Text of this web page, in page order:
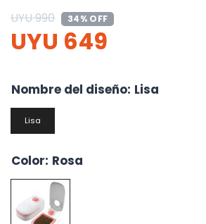
UYU990 34% OFF
UYU 649
Nombre del diseño: Lisa
Lisa
Color: Rosa